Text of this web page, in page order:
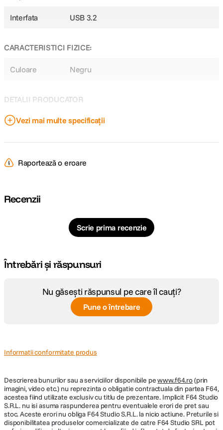
Interfata USB 3.2
CARACTERISTICI FIZICE:
Culoare Negru
DETALII PRODUCATOR
Cod producator SP020TBPSDPC60CK
Vezi mai multe specificații
Raportează o eroare
Recenzii
Scrie prima recenzie
Întrebări și răspunsuri
Nu găsești răspunsul pe care îl cauți?
Pune o întrebare
Informatii conformitate produs
Descrierea bunurilor sau a serviciilor disponibile pewww.f64.ro(prin
imagini, video etc.) nu reprezinta o obligatie contractuala din partea F64,
acestea fiind utilizate exclusiv cu titlu de prezentare. Implicit F64 Studio
S.R.L. nu isi asuma raspunderea pentru eventualele erori de pret sau
stoc. Aceste erori nu obliga F64 Studio S.R.L. la nicio actiune. Preturile si
disponibilitatea produselor comercializate de catre F64 Studio SRL pot